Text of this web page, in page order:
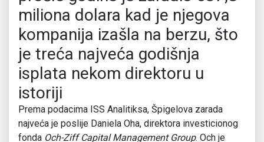
miliona dolara kad je njegova
kompanija izašla na berzu, što
je treća najveća godišnja
isplata nekom direktoru u
istoriji
Prema podacima ISS Analitiksa, Špigelova zarada
najveća je poslije Daniela Oha, direktora investicionog
fonda Och-Ziff Capital Management Group. Och je